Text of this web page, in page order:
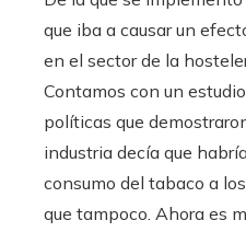
que iba a causar un
en el sector de la
Contamos con un
políticas que
industria decía que
consumo del tabaco a
que tampoco. Ahora es